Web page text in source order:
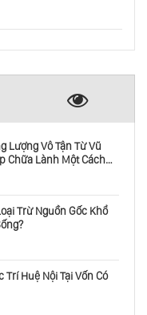
Lượng Vô Tận Từ Vũ
Chữa Lành Một Cách
Trừ Nguồn Gốc Khổ
Huệ Nội Tại Vốn Có